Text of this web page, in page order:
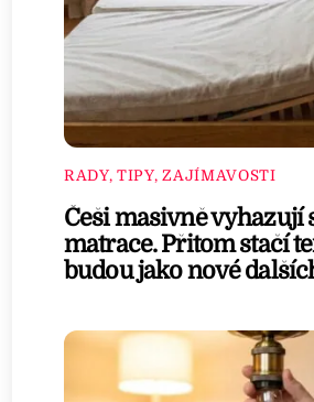
RADY, TIPY, ZAJÍMAVOSTI
Češi masivně vyhazují
matrace. Přitom stačí
budou jako nové